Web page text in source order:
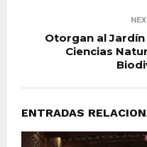
Otorgan al
Ciencias
ENTRADAS